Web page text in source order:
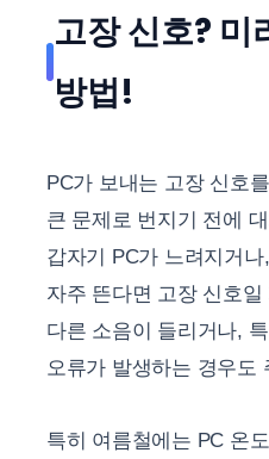
고장 신호? 미
방법!
PC가 보내는 고장 신호
큰 문제로 번지기 전에
갑자기 PC가 느려지거
자주 뜬다면 고장 신호
다른 소음이 들리거나,
오류가 발생하는 경우도
특히 여름철에는 PC 온